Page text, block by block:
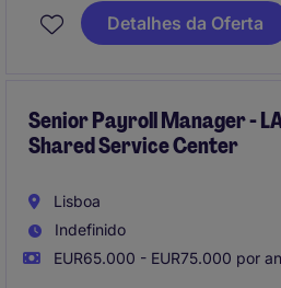
Implementation of human
an industrial environment.
Detalhes da Oferta
Senior Payroll Manager -
Shared Service Center
Lisboa
Indefinido
EUR65.000 - EUR75.000 por